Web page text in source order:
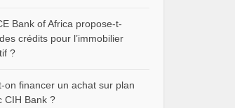
Bank of Africa propose-t-
crédits pour l’immobilier
?
on financer un achat sur plan
CIH Bank ?